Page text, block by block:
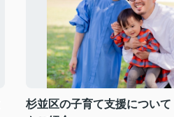
杉並区の子育て支援につい